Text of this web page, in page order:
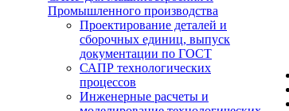
Промышленного производства
Проектирование деталей и
сборочных единиц, выпуск
документации по ГОСТ
САПР технологических
процессов
Инженерные расчеты и